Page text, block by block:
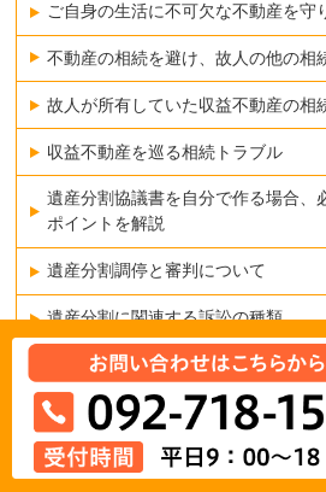
ご自身の生活に不可欠な不動産を守
不動産の相続を避け、故人の他の相
故人が所有していた収益不動産の相
収益不動産を巡る相続トラブル
遺産分割協議書を自分で作る場合、
ポイントを解説
遺産分割調停と審判について
遺産分割に関連する訴訟の種類
遺言無効
遺言無効確認訴訟を提起された方へ
死後事務委任契約